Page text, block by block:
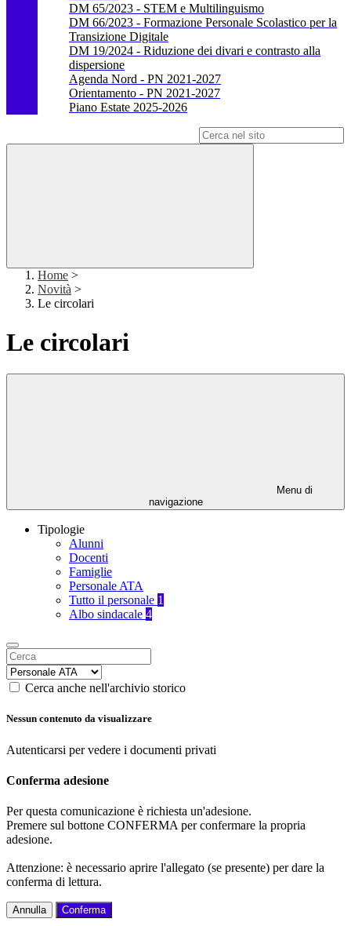
DM 65/2023 - STEM e Multilinguismo
DM 66/2023 - Formazione Personale Scolastico per la
Transizione Digitale
DM 19/2024 - Riduzione dei divari e contrasto alla
dispersione
Agenda Nord - PN 2021-2027
Orientamento - PN 2021-2027
Piano Estate 2025-2026
Home >
Novità >
Le circolari
Le circolari
Menu di
navigazione
Tipologie
Alunni
Docenti
Famiglie
Personale ATA
Tutto il personale 1
Albo sindacale 4
Cerca anche nell'archivio storico
Nessun contenuto da visualizzare
Autenticarsi per vedere i documenti privati
Conferma adesione
Per questa comunicazione è richiesta un'adesione.
Premere sul bottone CONFERMA per confermare la propria
adesione.
Attenzione: è necessario aprire l'allegato (se presente) per dare la
conferma di lettura.
Annulla Conferma